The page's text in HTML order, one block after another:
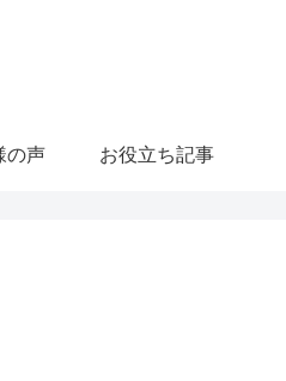
の声 お役立ち記事